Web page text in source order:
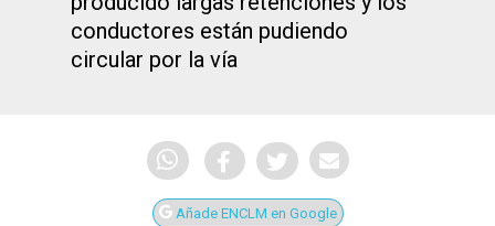
conductores están pudiendo
circular por la vía
Añade ENCLM en Google